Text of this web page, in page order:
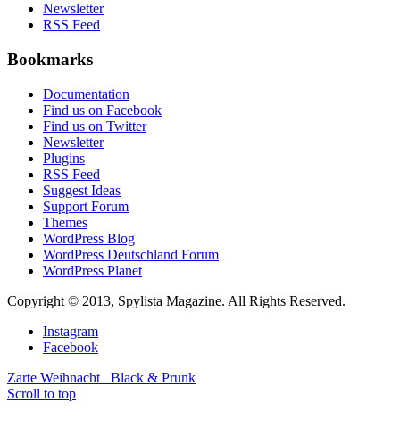
Newsletter
RSS Feed
Bookmarks
Documentation
Find us on Facebook
Find us on Twitter
Newsletter
Plugins
RSS Feed
Suggest Ideas
Support Forum
Themes
WordPress Blog
WordPress Deutschland Forum
WordPress Planet
Copyright © 2013, Spylista Magazine. All Rights Reserved.
Instagram
Facebook
Zarte Weihnacht
Black & Prunk
Scroll to top